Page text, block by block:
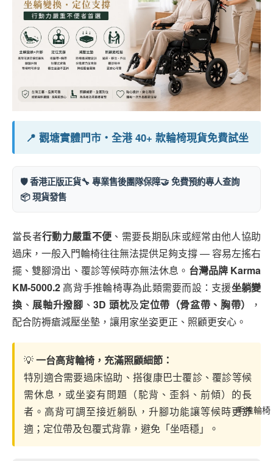
手推輪椅
📍 觀塘實體門市・全港 40+ 款輪椅現貨免費試坐
🛡️ 香港正版正貨🔧 專業售後團隊保障🤝 免費預約專人查詢
📦 現貨發售
當長者行動力嚴重不便 、需要長期臥床或經常由他人協助
過床，一般入門輪椅往往無法提供足夠支撐 — 容易左搖右
擺、雙腳滑出、覆診等候時亦無法休息。 台灣品牌 Karma
KM-5000.2 高背手推輪椅專為此類需要而設：支援坐躺變
換 、 展軸升撥腳 、3D 頭枕及定位帶（骨盆帶、胸帶）
，
配合防褥瘡減壓坐墊，讓用家坐姿更正、照顧更安心。
💡一台高背輪椅，充滿照顧細節：
特別適合需要過床協助、搭復康巴士覆診、覆診等候
需休息，或坐姿有問題（駝背、歪斜、前傾）的長
者。高背可調至接近躺臥，升腳功能讓等候時更舒
適；定位帶及包覆式背靠，避免「坐唔穩」。